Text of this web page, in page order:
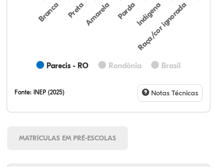
Parecis - RO Rondônia Brasil
Branca PretaAmarela PardaIndígena
Raça/cor ignorada
Fonte: INEP (2025) Notas Técnicas
MATRÍCULAS EM PRÉ-ESCOLAS